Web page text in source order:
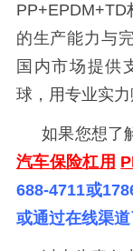
PP+EPDM+TD
的生产能力与
国内市场提供
球，用专业实力
如果您想了
汽车保险杠用
688-4711或
或通过在线渠道